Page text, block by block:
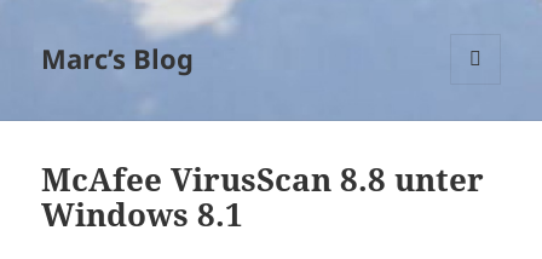
Marc’s Blog
McAfee VirusScan 8.8 unter
Windows 8.1